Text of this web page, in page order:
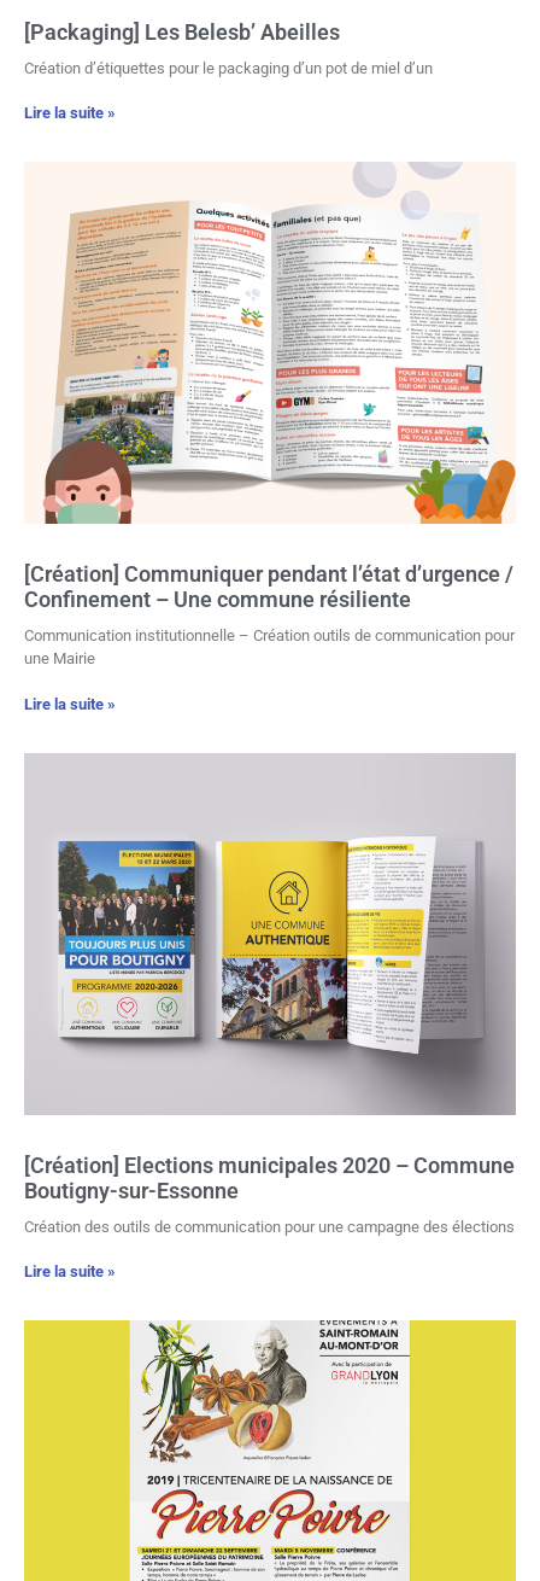
[Packaging] Les Belesb’ Abeilles
Création d’étiquettes pour le packaging d’un pot de miel d’un
Lire la suite »
[Création] Communiquer pendant l’état d’urgence /
Confinement – Une commune résiliente
Communication institutionnelle – Création outils de communication pour
une Mairie
Lire la suite »
[Création] Elections municipales 2020 – Commune
Boutigny-sur-Essonne
Création des outils de communication pour une campagne des élections
Lire la suite »